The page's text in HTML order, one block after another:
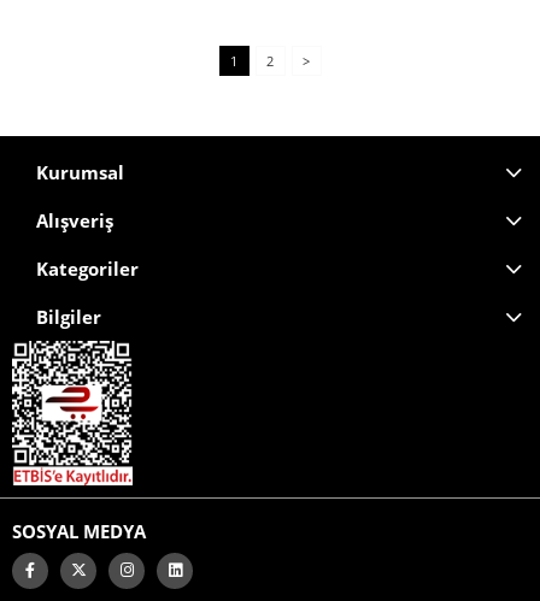
1 2 >
Kurumsal
Alışveriş
Kategoriler
Bilgiler
SOSYAL MEDYA